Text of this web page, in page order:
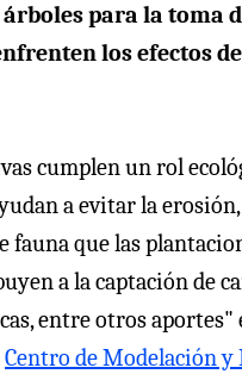
para la toma
los efectos
cumplen un rol
a evitar la
fauna que las
a la captación de
entre otros aportes"
Centro de Modelación